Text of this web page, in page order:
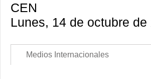
CEN
Lunes, 14 de octubre de
Medios Internacionales